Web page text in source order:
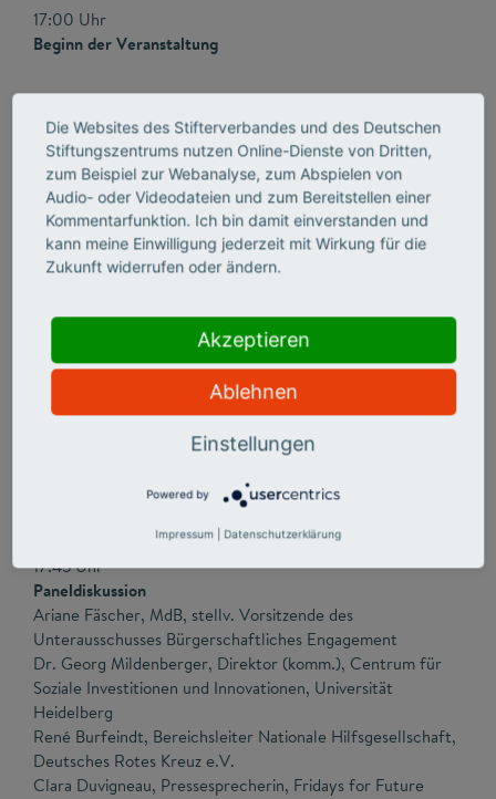
17:00 Uhr
Beginn der Veranstaltung
1 7:05 Uhr
Grußwort
Dr. Volker Meyer-Guckel, Generalsekretär, Stifterverband
1 7:10 Uhr
Grußwort
für Engagement und Ehrenamt
17:15 Uhr
ZiviZ-Survey 2023: Vorstellung der Ergebnisse
Dr. Peter Schubert, Senior Projektmanager, ZiviZ im
17:45 Uhr
Paneldiskussion
Ariane Fäscher, MdB, stellv. Vorsitzende des
Unterausschusses Bürgerschaftliches Engagement
Dr. Georg Mildenberger, Direktor (komm.), Centrum für
Soziale Investitionen und Innovationen, Universität
Heidelberg
René Burfeindt, Bereichsleiter Nationale Hilfsgesellschaft,
Deutsches Rotes Kreuz e.V.
Clara Duvigneau, Pressesprecherin, Fridays for Future
Die Websites des Stifterverbandes und des Deutschen
Stiftungszentrums nutzen Online-Dienste von Dritten,
zum Beispiel zur Webanalyse, zum Abspielen von
Audio- oder Videodateien und zum Bereitstellen einer
Kommentarfunktion. Ich bin damit einverstanden und
kann meine Einwilligung jederzeit mit Wirkung für die
Zukunft widerrufen oder ändern.
Akzeptieren
Ablehnen
Einstellungen
Powered by
Impressum Datenschutzerklärung